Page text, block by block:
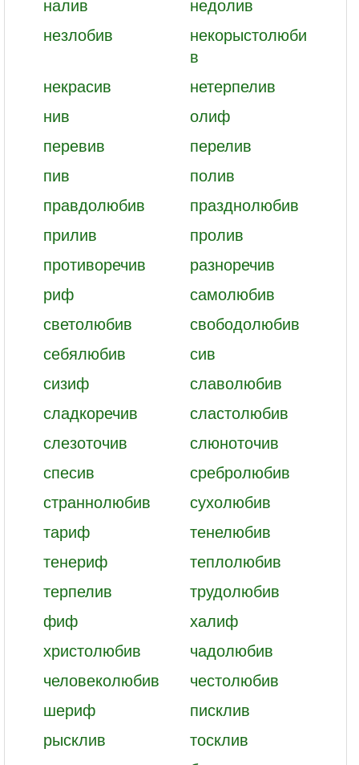
незлобив
некорыстолюби
в
некрасив
нетерпелив
нив
олиф
перевив
перелив
пив
полив
правдолюбив
празднолюбив
прилив
пролив
противоречив
разноречив
риф
самолюбив
светолюбив
свободолюбив
себялюбив
сив
сизиф
славолюбив
сладкоречив
сластолюбив
слезоточив
слюноточив
спесив
сребролюбив
страннолюбив
сухолюбив
тариф
тенелюбив
тенериф
теплолюбив
терпелив
трудолюбив
фиф
халиф
христолюбив
чадолюбив
человеколюбив
честолюбив
шериф
писклив
рысклив
тосклив